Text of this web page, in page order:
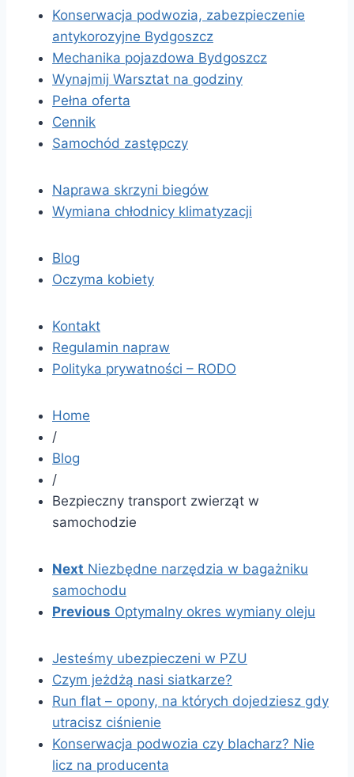
Konserwacja podwozia, zabezpieczenie
antykorozyjne Bydgoszcz
Mechanika pojazdowa Bydgoszcz
Wynajmij Warsztat na godziny
Pełna oferta
Cennik
Samochód zastępczy
Naprawa skrzyni biegów
Wymiana chłodnicy klimatyzacji
Blog
Oczyma kobiety
Kontakt
Regulamin napraw
Polityka prywatności – RODO
Home
/
Blog
/
Bezpieczny transport zwierząt w
samochodzie
Next Niezbędne narzędzia w bagażniku
samochodu
Previous Optymalny okres wymiany oleju
Jesteśmy ubezpieczeni w PZU
Czym jeżdżą nasi siatkarze?
Run flat – opony, na których dojedziesz gdy
utracisz ciśnienie
Konserwacja podwozia czy blacharz? Nie
licz na producenta